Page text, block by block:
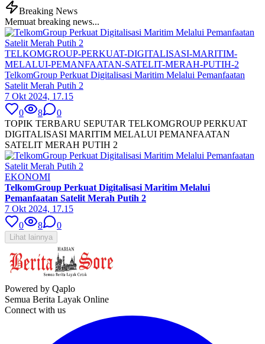
Breaking News
Memuat breaking news...
TELKOMGROUP-PERKUAT-DIGITALISASI-MARITIM-
MELALUI-PEMANFAATAN-SATELIT-MERAH-PUTIH-2
TelkomGroup Perkuat Digitalisasi Maritim Melalui Pemanfaatan
Satelit Merah Putih 2
7 Okt 2024, 17.15
0
8
0
TOPIK TERBARU SEPUTAR TELKOMGROUP PERKUAT
DIGITALISASI MARITIM MELALUI PEMANFAATAN
SATELIT MERAH PUTIH 2
EKONOMI
TelkomGroup Perkuat Digitalisasi Maritim Melalui
Pemanfaatan Satelit Merah Putih 2
7 Okt 2024, 17.15
0
8 0
Lihat lainnya
Powered by Qaplo
Semua Berita Layak Online
Connect with us